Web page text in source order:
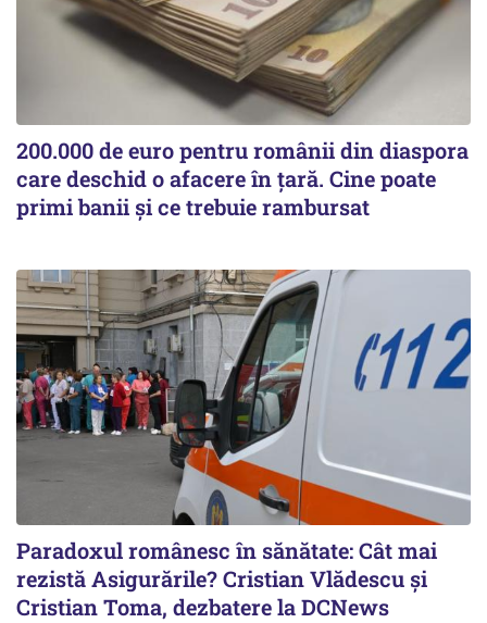
200.000 de euro pentru românii din diaspora
care deschid o afacere în țară. Cine poate
primi banii și ce trebuie rambursat
Paradoxul românesc în sănătate: Cât mai
rezistă Asigurările? Cristian Vlădescu și
Cristian Toma, dezbatere la DCNews